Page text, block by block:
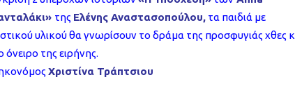
της Ελένης Αναστασοπούλου, τα παιδιά με
υλικού θα γνωρίσουν το δράμα της προσφυγιάς χθες
της ειρήνης.
Χριστίνα Τράπτσιου